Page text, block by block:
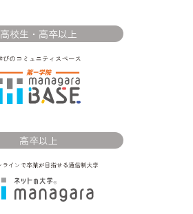
高校生・高卒以上
高卒以上